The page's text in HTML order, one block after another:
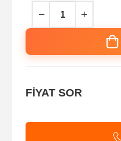
FİYAT SOR